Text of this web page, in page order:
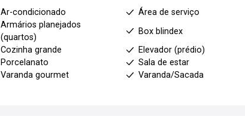
Ar-condicionado
Área de serviço
Armários planejados
(quartos)
Box blindex
Cozinha grande
Elevador (prédio)
Porcelanato
Sala de estar
Varanda gourmet Varanda/Sacada